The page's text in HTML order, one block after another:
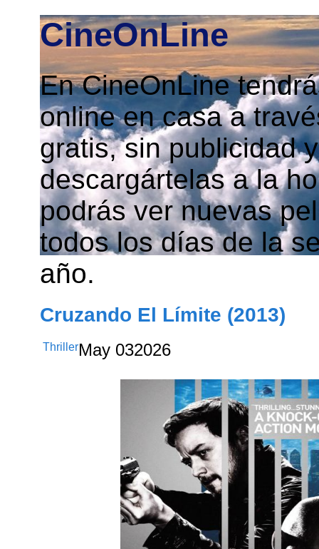
CineOnLine
En CineOnLine
online en casa a
gratis, sin publicidad
descargártelas a la
podrás ver nuevas
todos los días de la
año.
Cruzando El Límite (2013)
ThrillerMay 032026